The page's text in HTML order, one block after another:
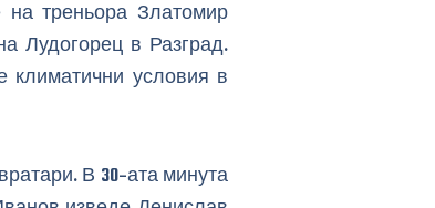
на треньора Златомир
Лудогорец в Разград.
климатични условия в
В 30-ата минута